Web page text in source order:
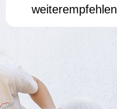
weiterempfehlen